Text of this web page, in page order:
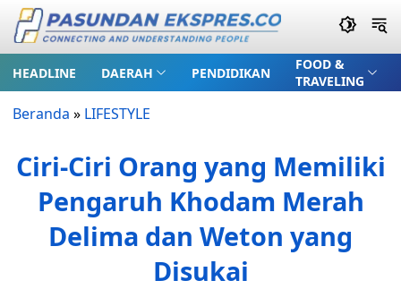
HEADLINE DAERAH PENDIDIKAN
FOOD &
TRAVELING
Beranda » LIFESTYLE
Ciri-Ciri Orang yang Memiliki
Pengaruh Khodam Merah
Delima dan Weton yang
Disukai